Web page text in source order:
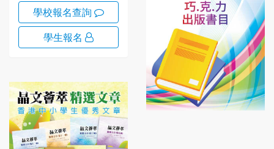
學校報名查詢
學生報名